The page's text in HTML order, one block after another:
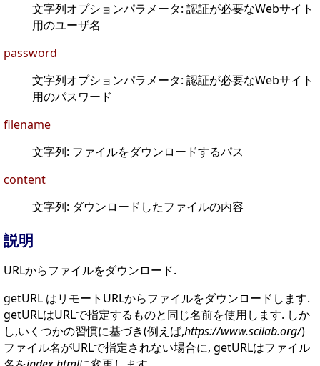
文字列オプションパラメータ: 認証が必要なWebサイト
用のユーザ名
password
文字列オプションパラメータ: 認証が必要なWebサイト
用のパスワード
filename
文字列: ファイルをダウンロードするパス
content
文字列: ダウンロードしたファイルの内容
説明
URLからファイルをダウンロード.
getURL はリモートURLからファイルをダウンロードします.
getURLはURLで指定するものと同じ名前を使用します. しか
し,いくつかの習慣に基づき(例えば,https://www.scilab.org/)
ファイル名がURLで指定されない場合に, getURLはファイル